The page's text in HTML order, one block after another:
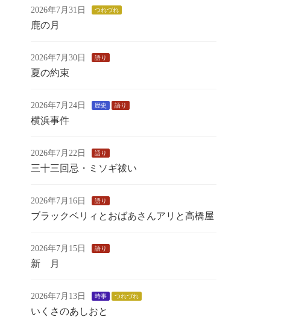
2026年7月31日 つれづれ
鹿の月
2026年7月30日 語り
夏の約束
2026年7月24日 歴史 語り
横浜事件
2026年7月22日 語り
三十三回忌・ミソギ祓い
2026年7月16日 語り
ブラックベリィとおばあさんアリと高橋屋
2026年7月15日 語り
新 月
2026年7月13日 時事 つれづれ
いくさのあしおと